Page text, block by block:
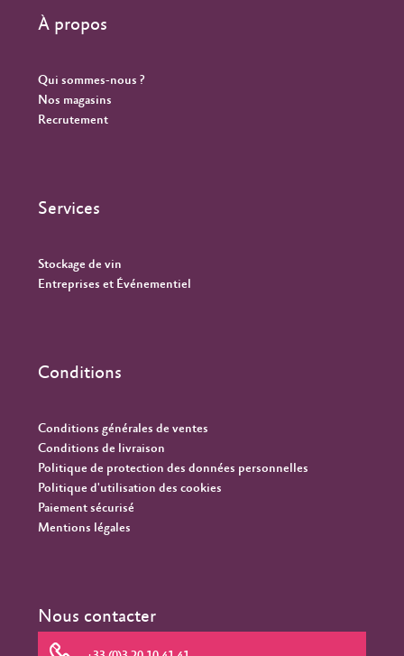
À propos
Qui sommes-nous ?
Nos magasins
Recrutement
Services
Stockage de vin
Entreprises et Événementiel
Conditions
Conditions générales de ventes
Conditions de livraison
Politique de protection des données personnelles
Politique d'utilisation des cookies
Paiement sécurisé
Mentions légales
Nous contacter